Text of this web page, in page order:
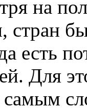
на
стран
есть
Для
самым